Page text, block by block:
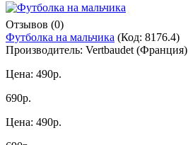
Отзывов (0)
Футболка на мальчика (Код: 8176.4)
Производитель: Vertbaudet (Франция)
Цена: 490р.
690р.
Цена: 490р.